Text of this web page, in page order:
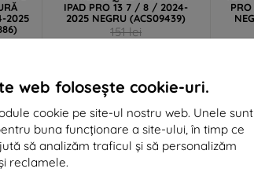
web folosește cookie-uri.
cookie pe site-ul nostru web. Unele sunt
buna funcționare a site-ului, în timp ce
să analizăm traficul și să personalizăm
reclamele.
2025
IPAD PRO 13 7 / 8 / 2024-
2025 NEGRU (ACS09439)
151 lei
-10%
Transport gratuit
-10%